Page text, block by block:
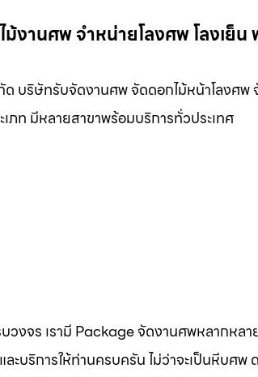
านศพ จำหน่ายโลงศพ โลงเย็น
บริษัทรับจัดงานศพ จัดดอกไม้หน้าโลงศพ
ภท มีหลายสาขาพร้อมบริการทั่วประเทศ
งจร เรามี Package จัดงานศพหลากหลา
บริการให้ท่านครบครัน ไม่ว่าจะเป็นหีบศพ